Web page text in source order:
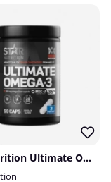
Star Nutrition Ultimate Omega-3, 90 caps, 35% 1000 mg